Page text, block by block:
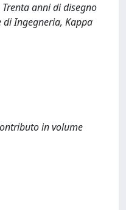
Trenta anni di disegno
Ingegneria, Kappa
in volume